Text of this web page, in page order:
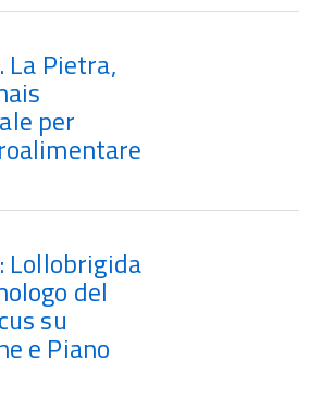
Pietra,
per
Lollobrigida
del
su
e Piano